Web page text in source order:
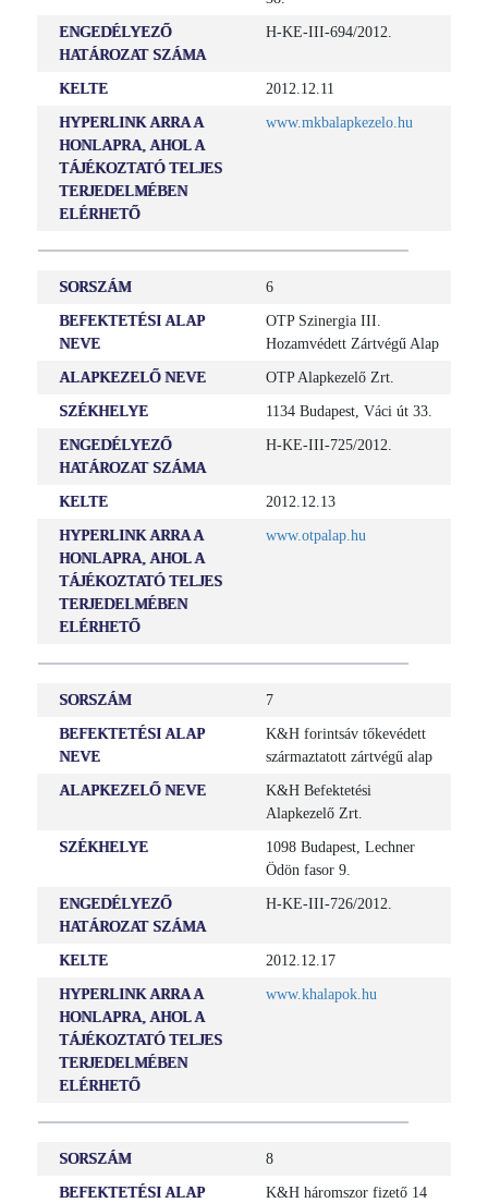
ENGEDÉLYEZŐ
HATÁROZAT SZÁMA
H-KE-III-694/2012.
KELTE 2012.12.11
HYPERLINK ARRA A
HONLAPRA, AHOL A
TÁJÉKOZTATÓ TELJES
TERJEDELMÉBEN
ELÉRHETŐ
www.mkbalapkezelo.hu
SORSZÁM 6
BEFEKTETÉSI ALAP
NEVE
OTP Szinergia III.
Hozamvédett Zártvégű Alap
ALAPKEZELŐ NEVE OTP Alapkezelő Zrt.
SZÉKHELYE 1134 Budapest, Váci út 33.
ENGEDÉLYEZŐ
HATÁROZAT SZÁMA
H-KE-III-725/2012.
KELTE 2012.12.13
HYPERLINK ARRA A
HONLAPRA, AHOL A
TÁJÉKOZTATÓ TELJES
TERJEDELMÉBEN
ELÉRHETŐ
www.otpalap.hu
SORSZÁM 7
BEFEKTETÉSI ALAP
NEVE
K&H forintsáv tőkevédett
származtatott zártvégű alap
ALAPKEZELŐ NEVE
K&H Befektetési
Alapkezelő Zrt.
SZÉKHELYE
1098 Budapest, Lechner
Ödön fasor 9.
ENGEDÉLYEZŐ
HATÁROZAT SZÁMA
H-KE-III-726/2012.
KELTE 2012.12.17
HYPERLINK ARRA A
HONLAPRA, AHOL A
TÁJÉKOZTATÓ TELJES
TERJEDELMÉBEN
ELÉRHETŐ
www.khalapok.hu
SORSZÁM 8
BEFEKTETÉSI ALAP
K&H háromszor fizető 14